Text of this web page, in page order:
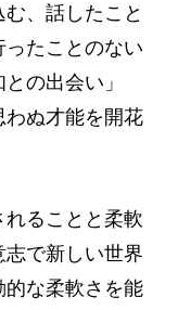
、話したこと
たことのない
の出会い」
わぬ才能を開花
ることと柔軟
で新しい世界
的な柔軟さを能